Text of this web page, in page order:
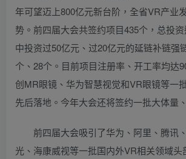
年可望迈上800亿元新台阶，全省VR产业
势。前四届大会共签约项目435个，总投
中投资过50亿元、过20亿元的延链补链强
个、28个。目前项目注册率、开工率均达
创MR眼镜、华为智慧视觉和VR眼镜等一
先后落地。今年大会还将签约一批大体量
前四届大会吸引了华为、阿里、腾讯
光、海康威视等一批国内外VR相关领域头